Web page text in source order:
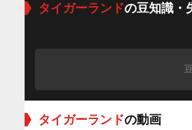
タイガーランドの豆知識・
タイガーランドの動画